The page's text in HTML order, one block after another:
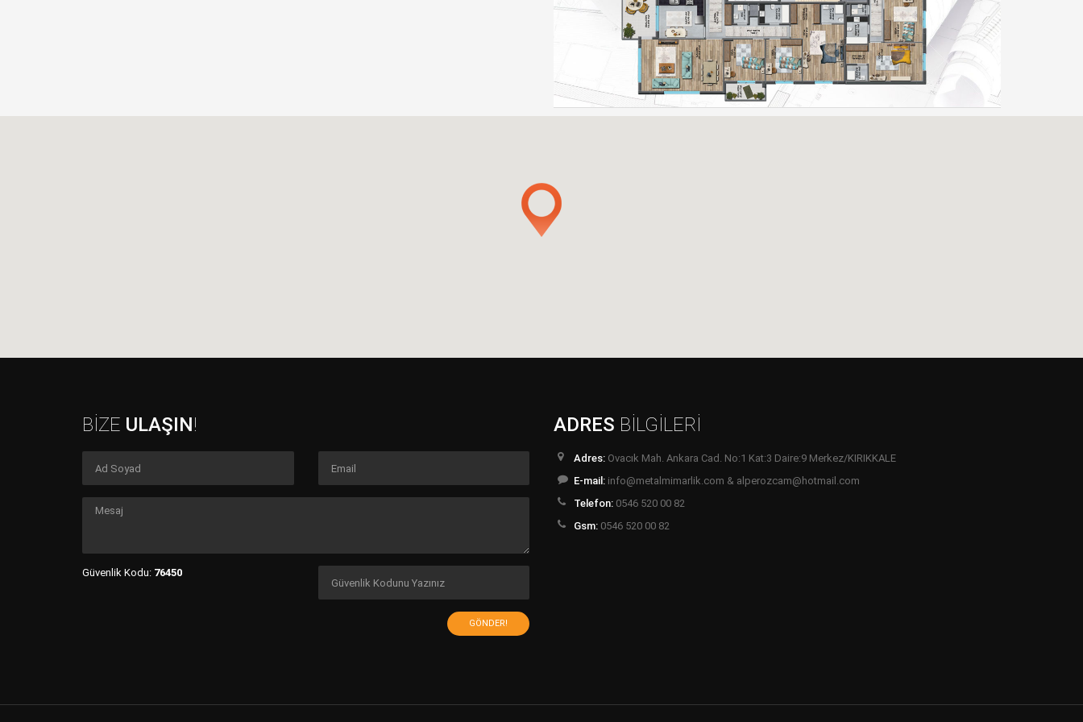
BİZE ULAŞIN!
Güvenlik Kodu: 76450
GÖNDER!
ADRES BİLGİLERİ
Adres: Ovacık Mah. Ankara Cad. No:1 Kat:3 Daire:9 Merkez/KIRIKKALE
E-mail: info@metalmimarlik.com & alperozcam@hotmail.com
Telefon: 0546 520 00 82
Gsm: 0546 520 00 82